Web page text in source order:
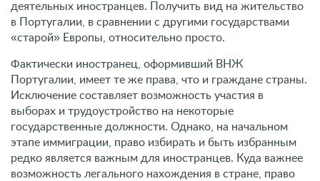
деятельных иностранцев. Получить вид на жительство
в Португалии, в сравнении с другими государствами
«старой» Европы, относительно просто.
Фактически иностранец, оформивший ВНЖ
Португалии, имеет те же права, что и граждане страны.
Исключение составляет возможность участия в
выборах и трудоустройство на некоторые
государственные должности. Однако, на начальном
этапе иммиграции, право избирать и быть избранным
редко является важным для иностранцев. Куда важнее
возможность легального нахождения в стране, право